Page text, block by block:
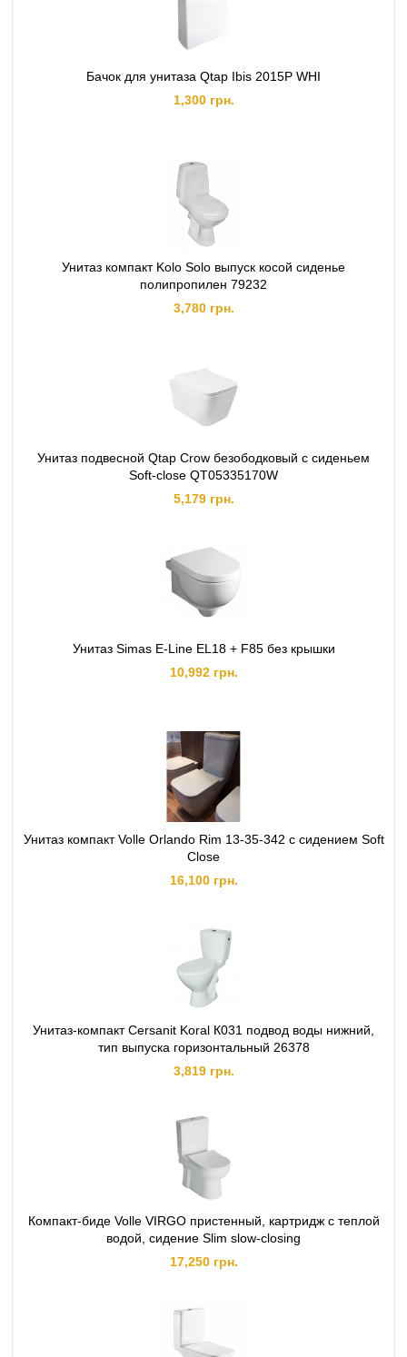
Бачок для унитаза Qtap Ibis 2015P WHI
1,300 грн.
Унитаз компакт Kolo Solo выпуск косой сиденье
полипропилен 79232
3,780 грн.
Унитаз подвесной Qtap Crow безободковый с сиденьем
Soft-close QT05335170W
5,179 грн.
Унитаз Simas E-Line EL18 + F85 без крышки
10,992 грн.
Унитаз компакт Volle Orlando Rim 13-35-342 с сидением Soft
Close
16,100 грн.
Унитаз-компакт Cersanit Koral К031 подвод воды нижний,
тип выпуска горизонтальный 26378
3,819 грн.
Компакт-биде Volle VIRGO пристенный, картридж с теплой
водой, сидение Slim slow-closing
17,250 грн.